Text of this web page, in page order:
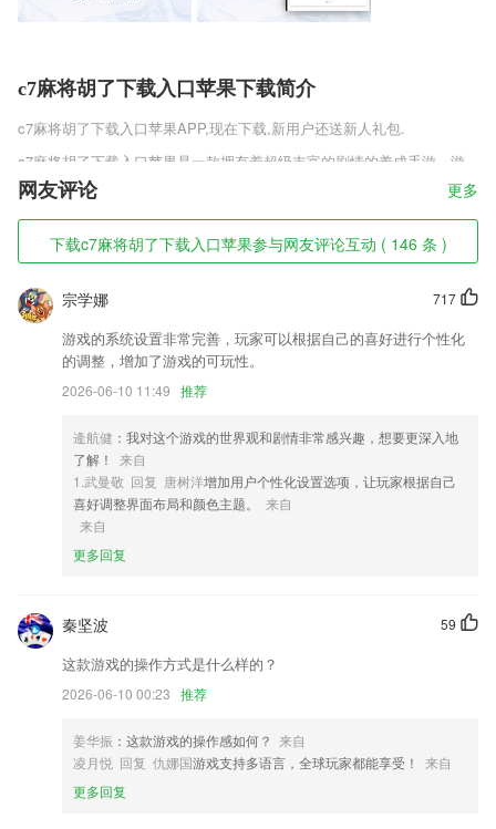
c7麻将胡了下载入口苹果下载简介
c7麻将胡了下载入口苹果APP,现在下载,新用户还送新人礼包.
c7麻将胡了下载入口苹果是一款拥有着超级丰富的剧情的养成手游，游
戏中扣人心弦的剧情加上逼真的游戏场景绝对能够让玩家对这款游戏爱不
释手，在游戏中玩家们扮演的是一个出身平凡的小宫女，想要在这个宫廷
下生活下去你就必须要使自己不断地强大起来！
c7麻将胡了下载入口苹果软件特色
1,你也可以在这里查看详细的天气数据，这样更容易理解天气。
2,【快速】无需找东找西，你喜欢的或是更喜欢的，它们都在这里不离不
3,【快捷提现】 满1元直接提现。提现只需要绑定微信，然后申请线上赚
4,【大量的学习课程】
5,紧扣考试大纲，畅享便利移动学习生活，随时随地轻松练习。
6,[服务]店铺项目随时设定,自由处理上下架
c7麻将胡了下载入口苹果软件优势
2.】考点大串讲，总结考点规律，考前名师精准预测，让你不打没有准备
3.学习之后可以进行模拟考试，检验自己的学习成果，找出题目所在。
5.可以进入互动中心，发布个人动态，各种作品、素材
网友评论 更多
下载c7麻将胡了下载入口苹果参与网友评论互动 ( 146 条 )
717
宗学娜
游戏的系统设置非常完善，玩家可以根据自己的喜好进行个性化
的调整，增加了游戏的可玩性。
2026-06-10 11:49 推荐
逄航健 ：我对这个游戏的世界观和剧情非常感兴趣，想要更深入地
了解！
来自
1.武曼敬 回复 唐树洋增加用户个性化设置选项，让玩家根据自己
喜好调整界面布局和颜色主题。
来自
来自
更多回复
59
秦坚波
这款游戏的操作方式是什么样的？
2026-06-10 00:23 推荐
姜华振 ：这款游戏的操作感如何？ 来自
凌月悦 回复 仇娜国游戏支持多语言，全球玩家都能享受！
来自
更多回复